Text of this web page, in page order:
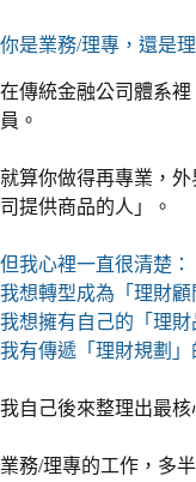
你是業務/理專，還是
在傳統金融公司體系
員。
就算你做得再專業，
司提供商品的人」。
但我心裡一直很清楚：
我想轉型成為「理財顧
我想擁有自己的「理財
我有傳遞「理財規劃」
我自己後來整理出最核
業務/理專的工作，多